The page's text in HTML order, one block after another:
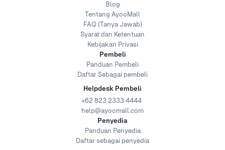
Blog
Tentang AyooMall
FAQ (Tanya Jawab)
Syarat dan Ketentuan
Kebijakan Privasi
Pembeli
Panduan Pembeli
Daftar Sebagai pembeli
Helpdesk Pembeli
+62 823 2333 4444
help@ayoomall.com
Penyedia
Panduan Penyedia
Daftar sebagai penyedia